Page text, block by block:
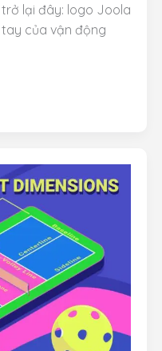
lại đây: logo Joola
tay của vận động